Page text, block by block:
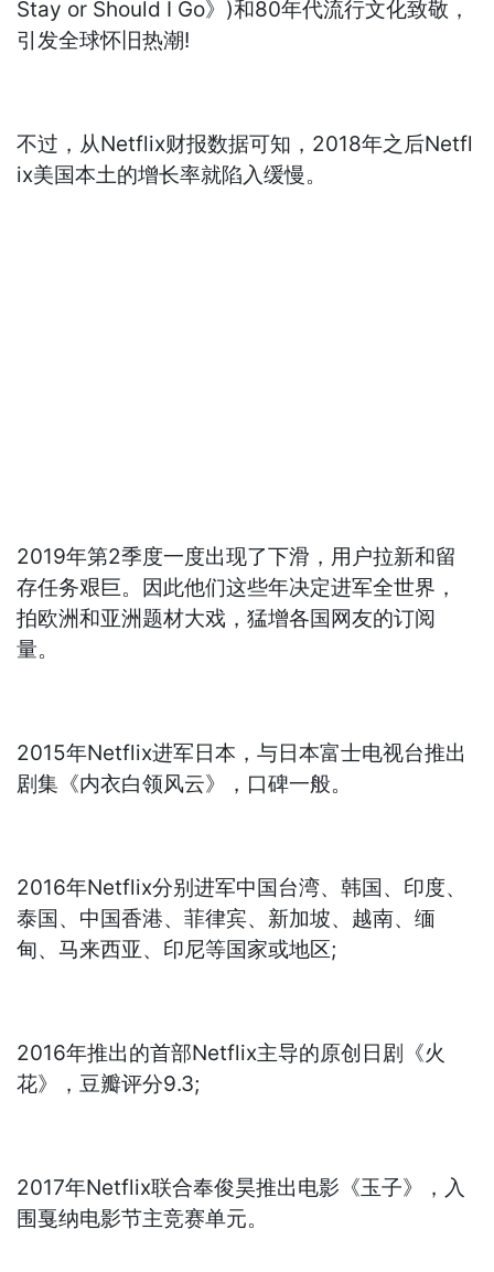
Stay or Should I Go》)和80年代流行文化致敬，
引发全球怀旧热潮!
不过，从Netflix财报数据可知，2018年之后Netfl
ix美国本土的增长率就陷入缓慢。
2019年第2季度一度出现了下滑，用户拉新和留
存任务艰巨。因此他们这些年决定进军全世界，
拍欧洲和亚洲题材大戏，猛增各国网友的订阅
量。
2015年Netflix进军日本，与日本富士电视台推出
剧集《内衣白领风云》，口碑一般。
2016年Netflix分别进军中国台湾、韩国、印度、
泰国、中国香港、菲律宾、新加坡、越南、缅
甸、马来西亚、印尼等国家或地区;
2016年推出的首部Netflix主导的原创日剧《火
花》，豆瓣评分9.3;
2017年Netflix联合奉俊昊推出电影《玉子》，入
围戛纳电影节主竞赛单元。